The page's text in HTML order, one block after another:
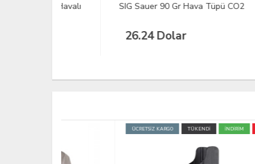
SIG Sauer 90 Gr Hava Tüpü CO2
26.24 Dolar
TÜKENDİ İNDİRİM YENİ